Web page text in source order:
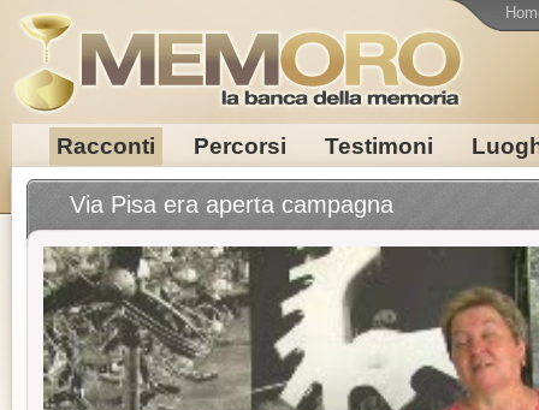
Racconti Percorsi Testimoni
Via Pisa era aperta campagna